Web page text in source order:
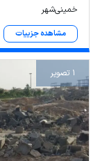
خمینی‌شهر
مشاهده جزییات
1 تصویر